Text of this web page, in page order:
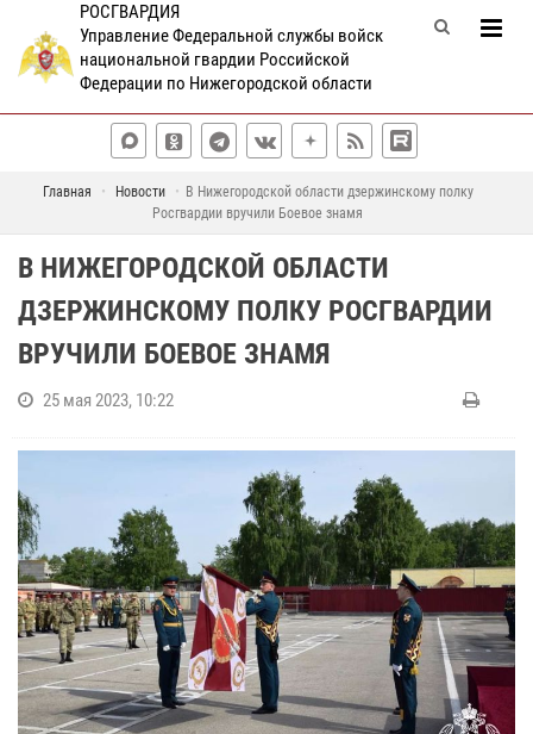
РОСГВАРДИЯ
Управление Федеральной службы войск
национальной гвардии Российской
Федерации по Нижегородской области
Главная Новости
В Нижегородской области дзержинскому полку
Росгвардии вручили Боевое знамя
В НИЖЕГОРОДСКОЙ ОБЛАСТИ
ДЗЕРЖИНСКОМУ ПОЛКУ РОСГВАРДИИ
ВРУЧИЛИ БОЕВОЕ ЗНАМЯ
25 мая 2023, 10:22